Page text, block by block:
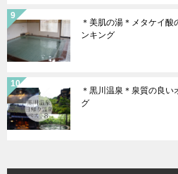
＊美肌の湯＊メタケイ酸
ンキング
＊黒川温泉＊泉質の良
グ